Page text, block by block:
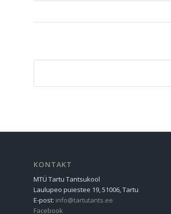
KONTAKT
MTÜ Tartu Tantsukool
Laulupeo puiestee 19, 51006, Tartu
E-post: info@tartutants.ee
Facebook